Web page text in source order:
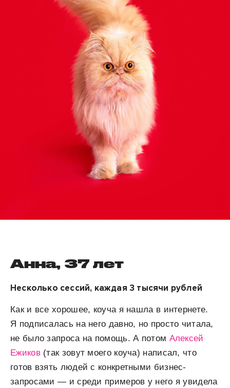
Анна, 37 лет
Несколько сессий, каждая 3 тысячи рублей
Как и все хорошее, коуча я нашла в интернете.
Я подписалась на него давно, но просто читала,
не было запроса на помощь. А потом Алексей
Ежиков (так зовут моего коуча) написал, что
готов взять людей с конкретными бизнес-
запросами — и среди примеров у него я увидела